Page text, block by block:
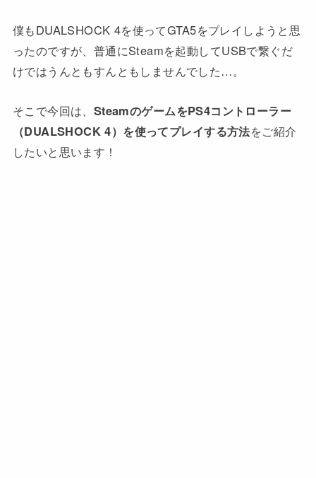
僕もDUALSHOCK 4を使ってGTA5をプレイしようと思
ったのですが、普通にSteamを起動してUSBで繋ぐだ
けではうんともすんともしませんでした…。
そこで今回は、 SteamのゲームをPS4コントローラー
（DUALSHOCK 4）を使ってプレイする方法をご紹介
したいと思います！